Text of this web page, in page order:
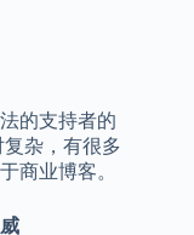
的支持者的
杂，有很多
商业博客。